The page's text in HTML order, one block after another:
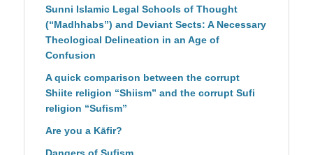
Sunni Islamic Legal Schools of Thought
(“Madhhabs”) and Deviant Sects: A Necessary
Theological Delineation in an Age of
Confusion
A quick comparison between the corrupt
Shiite religion “Shiism” and the corrupt Sufi
religion “Sufism”
Are you a Kāfir?
Dangers of Sufism